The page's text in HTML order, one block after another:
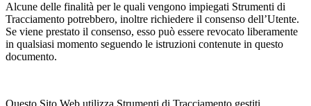
Alcune delle finalità per le quali vengono impiegati Strumenti di
Tracciamento potrebbero, inoltre richiedere il consenso dell’Utente.
Se viene prestato il consenso, esso può essere revocato liberamente
in qualsiasi momento seguendo le istruzioni contenute in questo
documento.